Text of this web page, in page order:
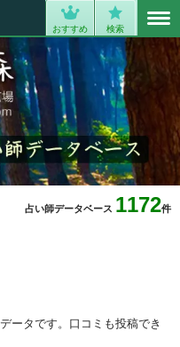
おすすめ 検索
占い師データベース 1172件
ータです。口コミも投稿でき